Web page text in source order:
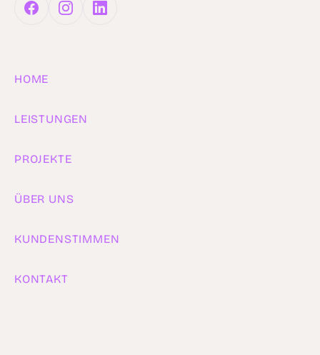
HOME
LEISTUNGEN
PROJEKTE
ÜBER UNS
KUNDENSTIMMEN
KONTAKT